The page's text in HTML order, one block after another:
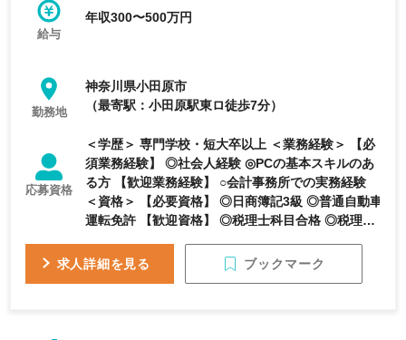
給与
年収300〜500万円
勤務地
神奈川県小田原市
（最寄駅：小田原駅東ロ徒歩7分）
応募資格
＜学歴＞ 専門学校・短大卒以上 ＜業務経験＞ 【必
須業務経験】 ◎社会人経験 ◎PCの基本スキルのあ
る方 【歓迎業務経験】 ○会計事務所での実務経験
＜資格＞ 【必要資格】 ◎日商簿記3級 ◎普通自動車
運転免許 【歓迎資格】 ◎税理士科目合格 ◎税理士
・柔軟に物事を考えられる人 ・チャレンジ精神旺
求人詳細を見る ブックマーク